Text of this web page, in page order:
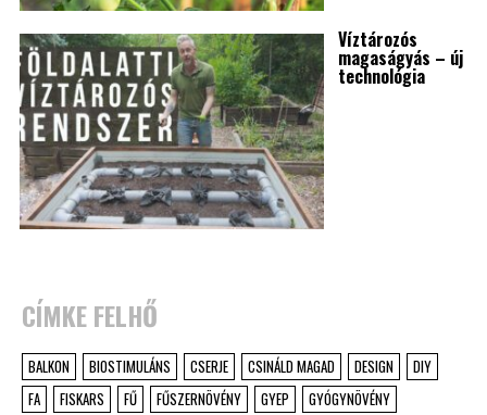
Víztározós
magaságyás – új
technológia
CÍMKE FELHŐ
BALKON BIOSTIMULÁNS CSERJE CSINÁLD MAGAD DESIGN
DIY
FA
FISKARS FŰ FŰSZERNÖVÉNY GYEP
GYÓGYNÖVÉNY